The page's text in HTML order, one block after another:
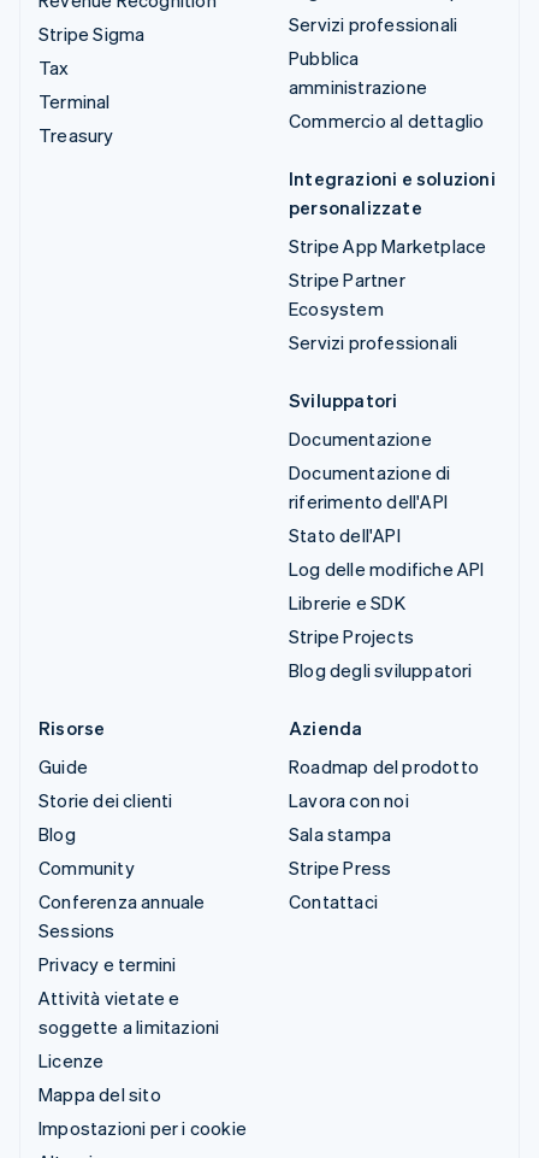
Stripe Sigma
Tax
Terminal
Treasury
Servizi professionali
Pubblica
amministrazione
Commercio al dettaglio
Integrazioni e soluzioni
personalizzate
Stripe App Marketplace
Stripe Partner
Ecosystem
Servizi professionali
Sviluppatori
Documentazione
Documentazione di
riferimento dell'API
Stato dell'API
Log delle modifiche API
Librerie e SDK
Stripe Projects
Blog degli sviluppatori
Risorse
Guide
Storie dei clienti
Blog
Community
Conferenza annuale
Sessions
Privacy e termini
Attività vietate e
soggette a limitazioni
Licenze
Mappa del sito
Impostazioni per i cookie
Azienda
Roadmap del prodotto
Lavora con noi
Sala stampa
Stripe Press
Contattaci